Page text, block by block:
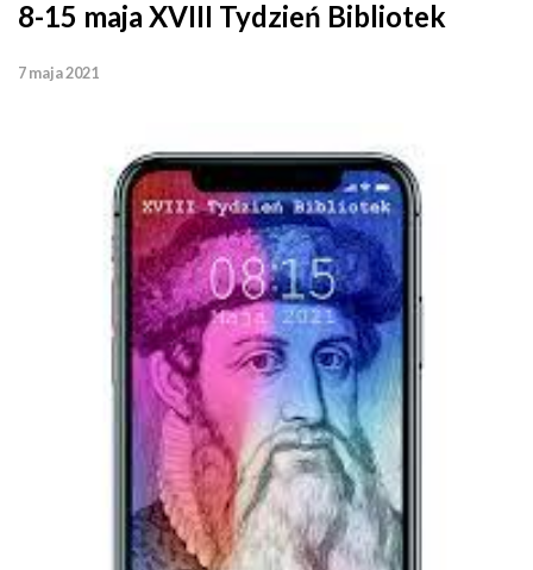
8-15 maja XVIII Tydzień Bibliotek
7 maja 2021